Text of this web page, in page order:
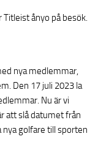
ånyo på besök.
nya medlemmar,
Den 17 juli 2023 la
Nu är vi
att slå datumet från
nya golfare till sporten